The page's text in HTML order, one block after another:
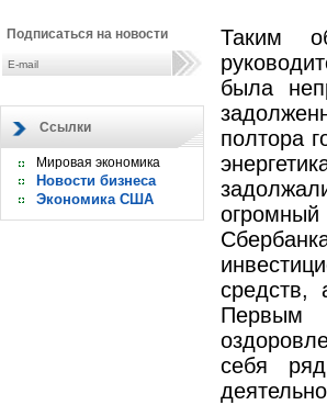
Подписаться на новости
Ссылки
Мировая экономика
Новости бизнеса
Экономика США
Таким
была
полтора
средств,
Первым
себя